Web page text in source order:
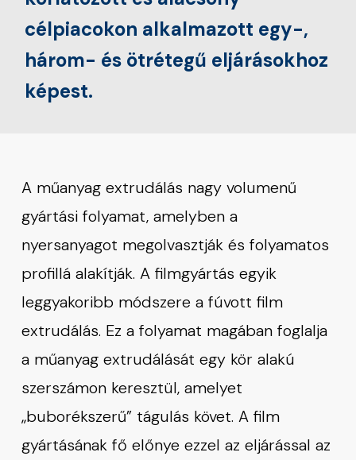
célpiacokon alkalmazott egy-,
három- és ötrétegű eljárásokhoz
képest.
A műanyag extrudálás nagy volumenű
gyártási folyamat, amelyben a
nyersanyagot megolvasztják és folyamatos
profillá alakítják. A filmgyártás egyik
leggyakoribb módszere a fúvott film
extrudálás. Ez a folyamat magában foglalja
a műanyag extrudálását egy kör alakú
szerszámon keresztül, amelyet
„buborékszerű” tágulás követ. A film
gyártásának fő előnye ezzel az eljárással az